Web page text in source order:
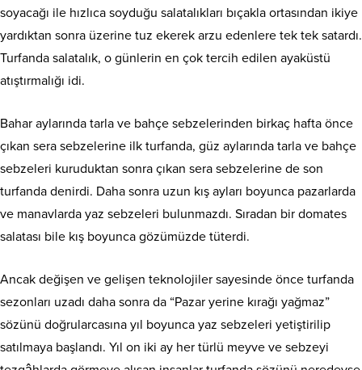
soyacağı ile hızlıca soyduğu salatalıkları bıçakla ortasından ikiye
yardıktan sonra üzerine tuz ekerek arzu edenlere tek tek satardı.
Turfanda salatalık, o günlerin en çok tercih edilen ayaküstü
atıştırmalığı idi.
Bahar aylarında tarla ve bahçe sebzelerinden birkaç hafta önce
çıkan sera sebzelerine ilk turfanda, güz aylarında tarla ve bahçe
sebzeleri kuruduktan sonra çıkan sera sebzelerine de son
turfanda denirdi. Daha sonra uzun kış ayları boyunca pazarlarda
ve manavlarda yaz sebzeleri bulunmazdı. Sıradan bir domates
salatası bile kış boyunca gözümüzde tüterdi.
Ancak değişen ve gelişen teknolojiler sayesinde önce turfanda
sezonları uzadı daha sonra da “Pazar yerine kırağı yağmaz”
sözünü doğrularcasına yıl boyunca yaz sebzeleri yetiştirilip
satılmaya başlandı. Yıl on iki ay her türlü meyve ve sebzeyi